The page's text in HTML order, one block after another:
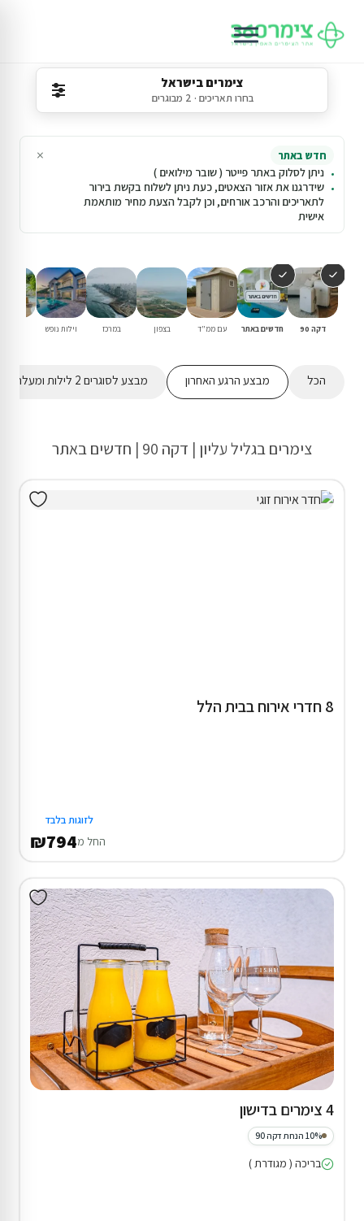
צימרים בישראל
בחרו תאריכים · 2 מבוגרים
חדש באתר
ניתן לסלוק באתר פייטר ( שובר מילואים )
שידרגנו את אזור הצאטים, כעת ניתן לשלוח בקשת בירור
לתאריכים והרכב אורחים, וכן לקבל הצעת מחיר מותאמת
אישית
×
דקה 90 חדשים באתר עם ממ"ד בצפון במרכז וילות נופש
הכל מבצע הרגע האחרון מבצע לסוגרים 2 לילות ומעלה
צימרים בגליל עליון | דקה 90 | חדשים באתר
8 חדרי אירוח בבית הלל
לזוגות בלבד
החל מ₪794
4 צימרים בדישון
10% הנחת דקה 90
בריכה ( מגודרת )